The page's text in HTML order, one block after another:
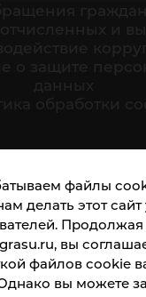
файлы
делать этот
Продолжая
вы
файлов cookie
вы можете
организации: